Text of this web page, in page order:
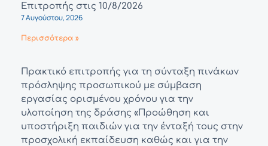
Επιτροπής στις 10/8/2026
7 Αυγούστου, 2026
Περισσότερα »
Πρακτικό επιτροπής για τη σύνταξη πινάκων
πρόσληψης προσωπικού με σύμβαση
εργασίας ορισμένου χρόνου για την
υλοποίηση της δράσης «Προώθηση και
υποστήριξη παιδιών για την ένταξή τους στην
προσχολική εκπαίδευση καθώς και για την